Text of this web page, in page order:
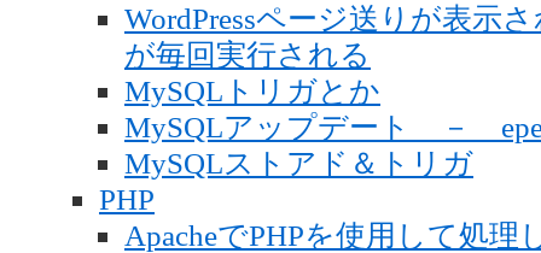
WordPressページ送りが表示
が毎回実行される
MySQLトリガとか
MySQLアップデート －
MySQLストアド＆トリガ
PHP
ApacheでPHPを使用して処